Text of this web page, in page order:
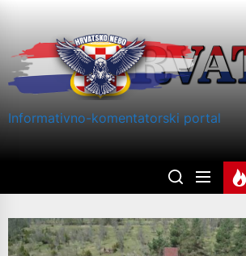
content
Informativno-komentatorski portal